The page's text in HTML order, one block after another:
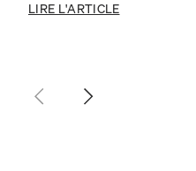
LIRE L'ARTICLE